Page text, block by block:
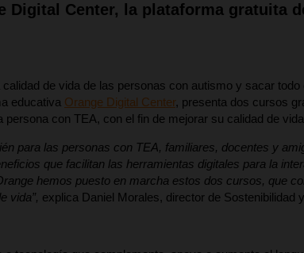
Digital Center, la plataforma gratuita
de vida de las personas con autismo y sacar todo
educativa Orange Digital Center, presenta dos cursos
con TEA, con el fin de mejorar su calidad de
para las personas con TEA, familiares, docentes y
que facilitan las herramientas digitales para la
hemos puesto en marcha estos dos cursos, que
vida”, explica Daniel Morales, director de Sostenibilidad